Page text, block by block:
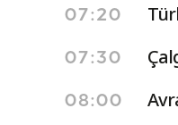
07:20
07:30
08:00